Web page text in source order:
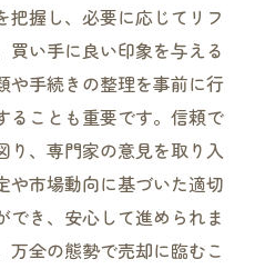
把握し、必要に応じてリフ
買い手に良い印象を与える
や手続きの整理を事前に行
ることも重要です。信頼で
り、専門家の意見を取り入
や市場動向に基づいた適切
でき、安心して進められま
万全の態勢で売却に臨むこ